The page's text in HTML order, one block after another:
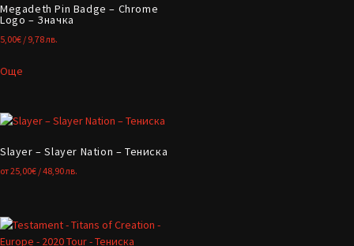
Megadeth Pin Badge – Chrome
Logo – Значка
5,00€ / 9,78 лв.
Още
Slayer – Slayer Nation – Тениска
от25,00€ / 48,90 лв.